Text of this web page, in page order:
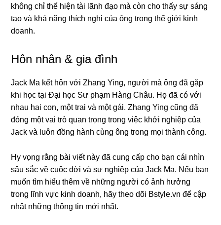
không chỉ thể hiện tài lãnh đạo mà còn cho thấy sự sáng
tạo và khả năng thích nghi của ông trong thế giới kinh
doanh.
Hôn nhân & gia đình
Jack Ma kết hôn với Zhang Ying, người mà ông đã gặp
khi học tại Đại học Sư phạm Hàng Châu. Họ đã có với
nhau hai con, một trai và một gái. Zhang Ying cũng đã
đóng một vai trò quan trọng trong việc khởi nghiệp của
Jack và luôn đồng hành cùng ông trong mọi thành công.
Hy vọng rằng bài viết này đã cung cấp cho bạn cái nhìn
sâu sắc về cuộc đời và sự nghiệp của Jack Ma. Nếu bạn
muốn tìm hiểu thêm về những người có ảnh hưởng
trong lĩnh vực kinh doanh, hãy theo dõi Bstyle.vn để cập
nhật những thông tin mới nhất.